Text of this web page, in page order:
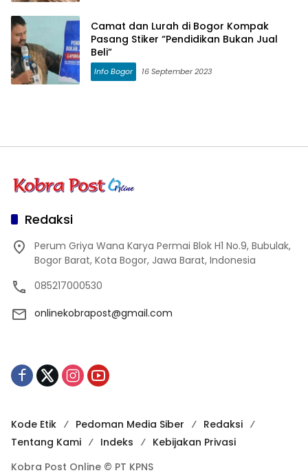
Camat dan Lurah di Bogor Kompak
Pasang Stiker “Pendidikan Bukan Jual
Beli”
Info Bogor 16 September 2023
Redaksi
Perum Griya Wana Karya Permai Blok H1 No.9, Bubulak,
Bogor Barat, Kota Bogor, Jawa Barat, Indonesia
085217000530
onlinekobrapost@gmail.com
Kode Etik Pedoman Media Siber
Redaksi
Tentang Kami
Indeks
Kebijakan Privasi
Kobra Post Online © PT KPNS